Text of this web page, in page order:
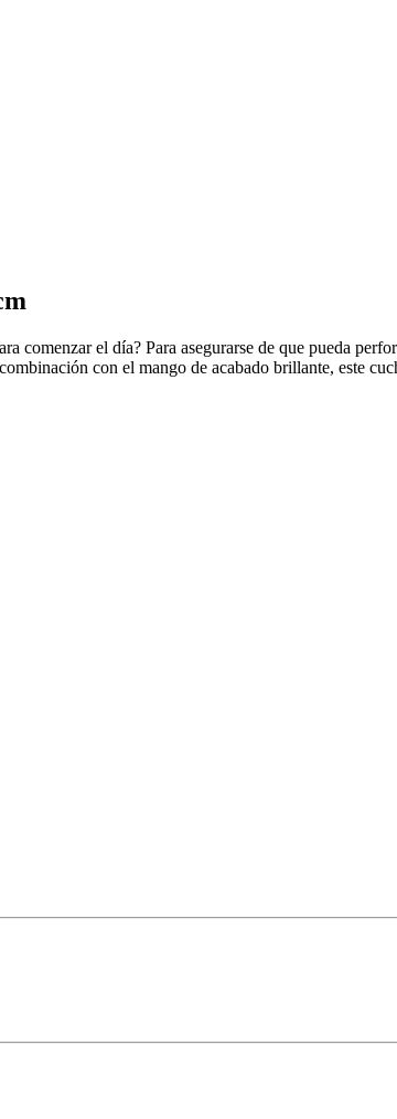
comenzar el día? Para asegurarse de que pueda
con el mango de acabado brillante, este